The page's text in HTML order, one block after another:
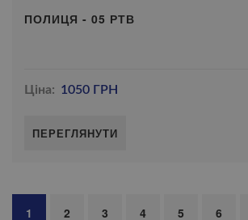
ПОЛИЦЯ - 05 РТВ
Ціна: 1050 ГРН
ПЕРЕГЛЯНУТИ
1 2 3 4 5 6